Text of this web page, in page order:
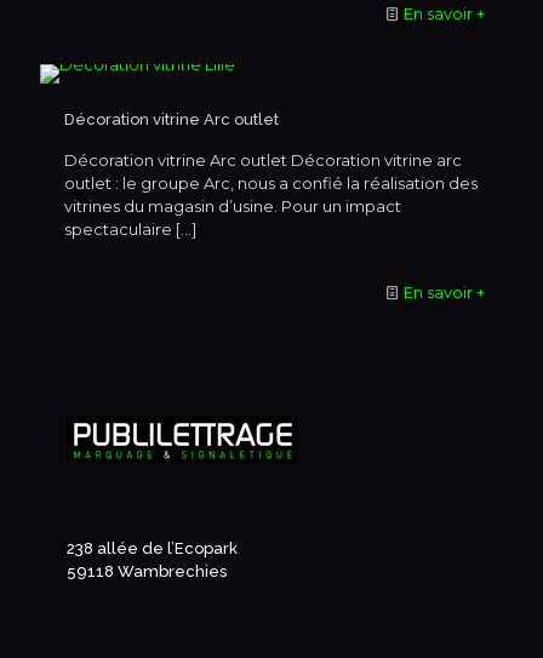
En savoir +
Décoration vitrine Arc outlet
Décoration vitrine Arc outlet Décoration vitrine arc
outlet : le groupe Arc, nous a confié la réalisation des
vitrines du magasin d’usine. Pour un impact
spectaculaire […]
En savoir +
238 allée de l’Ecopark
59118 Wambrechies